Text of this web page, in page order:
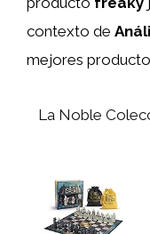
contexto de
mejores
La Noble